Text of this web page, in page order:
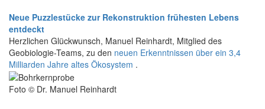
Neue Puzzlestücke zur Rekonstruktion frühesten Lebens
entdeckt
Herzlichen Glückwunsch, Manuel Reinhardt, Mitglied des
Geobiologie-Teams, zu den neuen Erkenntnissen über ein 3,4
Milliarden Jahre altes Ökosystem .
Foto © Dr. Manuel Reinhardt